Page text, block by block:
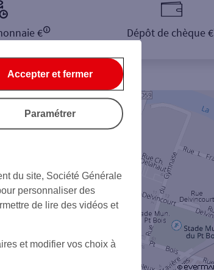
€ Dépôt de chèque €
du site, Société Générale
personnaliser des
de lire des vidéos et
et modifier vos choix à
Accepter et fermer
Paramétrer